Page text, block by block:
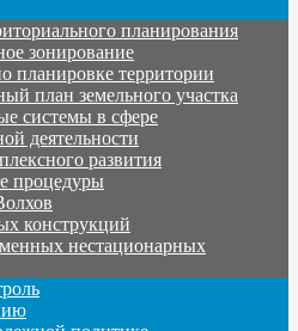
планирования
зонирование
планировке территории
план земельного участка
системы в сфере
деятельности
развития
процедуры
конструкций
нестационарных